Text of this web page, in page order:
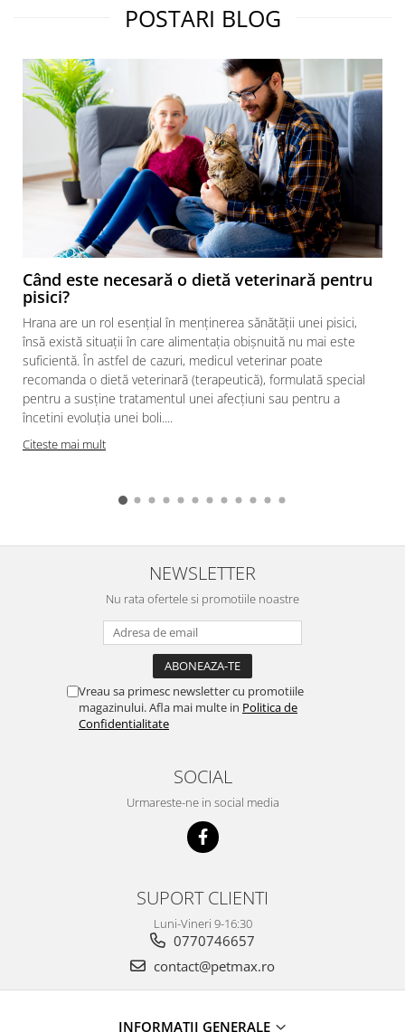
treia comanda recomand cu
mult drag !
POSTARI BLOG
Când este necesară o dietă veterinară pentru
pisici?
Hrana are un rol esențial în menținerea sănătății unei pisici,
însă există situații în care alimentația obișnuită nu mai este
suficientă. În astfel de cazuri, medicul veterinar poate
recomanda o dietă veterinară (terapeutică), formulată special
pentru a susține tratamentul unei afecțiuni sau pentru a
încetini evoluția unei boli....
Citeste mai mult
NEWSLETTER
Nu rata ofertele si promotiile noastre
Vreau sa primesc newsletter cu promotiile
magazinului. Afla mai multe in Politica de
Confidentialitate
SOCIAL
Urmareste-ne in social media
SUPORT CLIENTI
Luni-Vineri 9-16:30
0770746657
contact@petmax.ro
INFORMATII GENERALE